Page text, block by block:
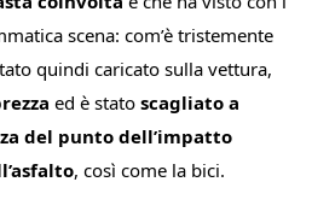
scena: com’è tristemente
quindi caricato sulla vettura,
ed è stato scagliato a
del punto dell’impatto
, così come la bici.